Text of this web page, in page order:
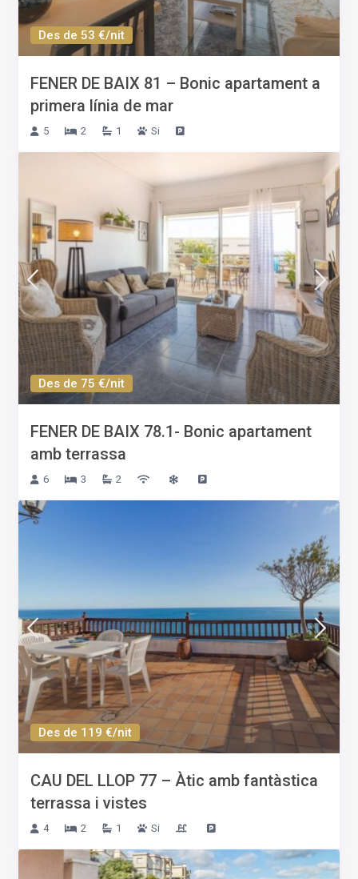
Des de 53 €/nit
FENER DE BAIX 81 – Bonic apartament a
primera línia de mar
5 2 1 Si
Des de 75 €/nit
FENER DE BAIX 78.1- Bonic apartament
amb terrassa
6 3 2
Des de 119 €/nit
CAU DEL LLOP 77 – Àtic amb fantàstica
terrassa i vistes
4 2 1 Si